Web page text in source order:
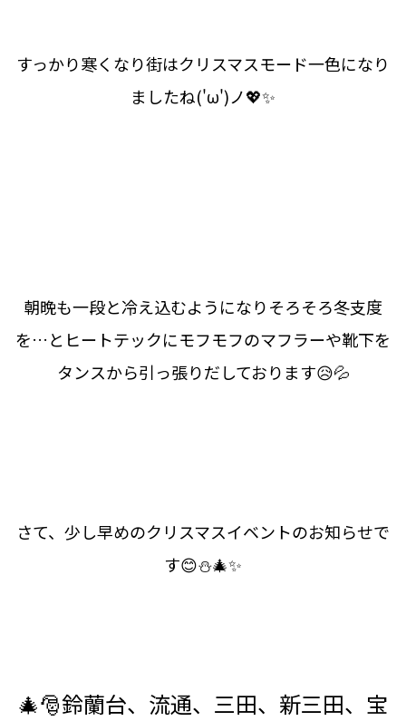
すっかり寒くなり街はクリスマスモード一色になり
ましたね('ω')ノ💖✨
朝晩も一段と冷え込むようになりそろそろ冬支度
を…とヒートテックにモフモフのマフラーや靴下を
タンスから引っ張りだしております😥💦
さて、少し早めのクリスマスイベントのお知らせで
す😊⛄🎄✨
🎄🎅鈴蘭台、流通、三田、新三田、宝